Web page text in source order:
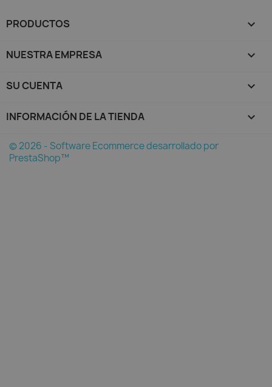
PRODUCTOS 
NUESTRA EMPRESA 
SU CUENTA 
INFORMACIÓN DE LA TIENDA keyboard_arrow_down
© 2026 - Software Ecommerce desarrollado por
PrestaShop™